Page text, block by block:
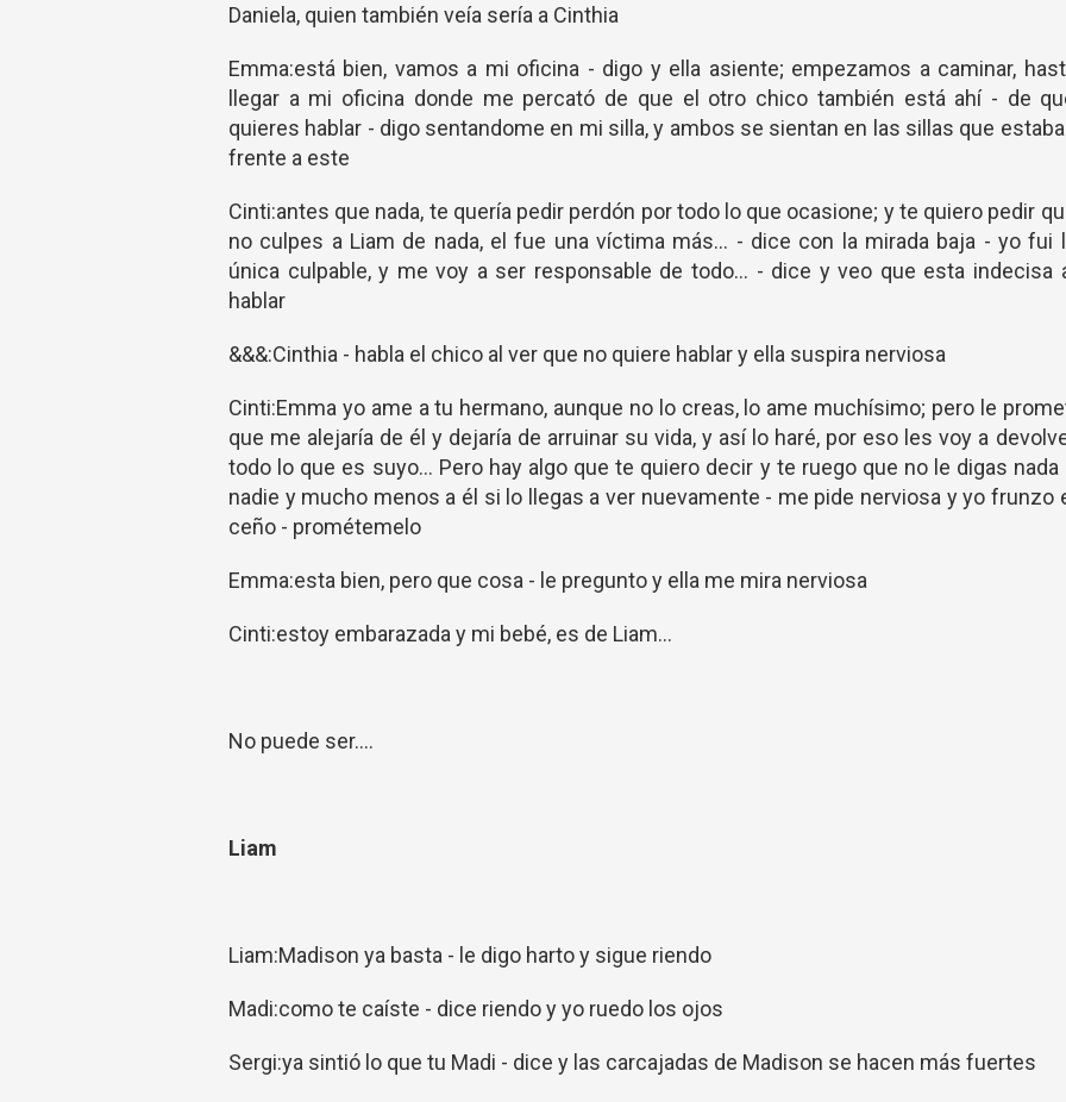
Daniela, quien también veía sería a Cinthia
Emma:está bien, vamos a mi oficina - digo y ella asiente; empezamos a caminar,
llegar a mi oficina donde me percató de que el otro chico también está ahí - de
quieres hablar - digo sentandome en mi silla, y ambos se sientan en las sillas que
frente a este
Cinti:antes que nada, te quería pedir perdón por todo lo que ocasione; y te quiero pedir
no culpes a Liam de nada, el fue una víctima más... - dice con la mirada baja - yo fui
única culpable, y me voy a ser responsable de todo... - dice y veo que esta indecisa
hablar
&&&:Cinthia - habla el chico al ver que no quiere hablar y ella suspira nerviosa
Cinti:Emma yo ame a tu hermano, aunque no lo creas, lo ame muchísimo; pero le
que me alejaría de él y dejaría de arruinar su vida, y así lo haré, por eso les voy a
todo lo que es suyo... Pero hay algo que te quiero decir y te ruego que no le digas nada
nadie y mucho menos a él si lo llegas a ver nuevamente - me pide nerviosa y yo frunzo
ceño - prométemelo
Emma:esta bien, pero que cosa - le pregunto y ella me mira nerviosa
Cinti:estoy embarazada y mi bebé, es de Liam...
No puede ser....
Liam
Liam:Madison ya basta - le digo harto y sigue riendo
Madi:como te caíste - dice riendo y yo ruedo los ojos
Sergi:ya sintió lo que tu Madi - dice y las carcajadas de Madison se hacen más fuertes